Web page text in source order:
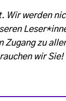
Wir werden
Zugang zu
wir Sie!